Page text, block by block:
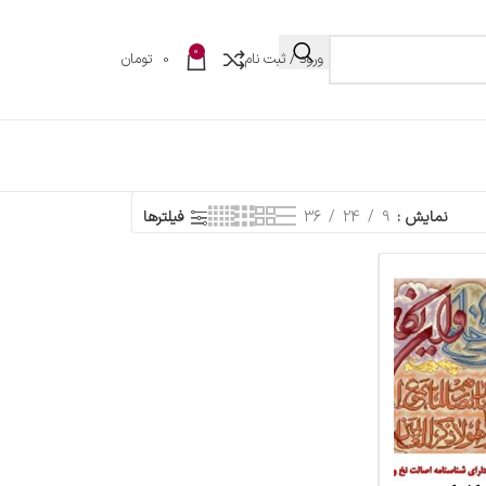
ورود / ثبت نام 0
0 تومان
نمایش 9
24
36 فیلترها